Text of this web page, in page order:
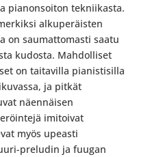
pianonsoiton tekniikasta.
alkuperäisten
on saumattomasti saatu
kudosta. Mahdolliset
on taitavilla pianistisilla
ja pitkät
näennäisen
imitoivat
myös upeasti
preludin ja fuugan